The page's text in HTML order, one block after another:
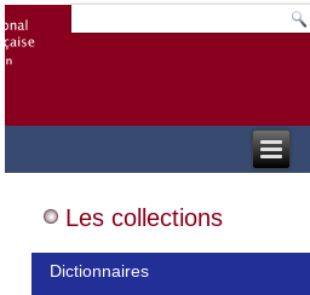
Les collections
Dictionnaires